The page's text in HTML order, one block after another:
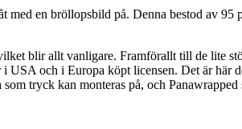
en bröllopsbild på. Denna bestod av 95
blir allt vanligare. Framförallt till de lite
och i Europa köpt licensen. Det är här
tryck kan monteras på, och